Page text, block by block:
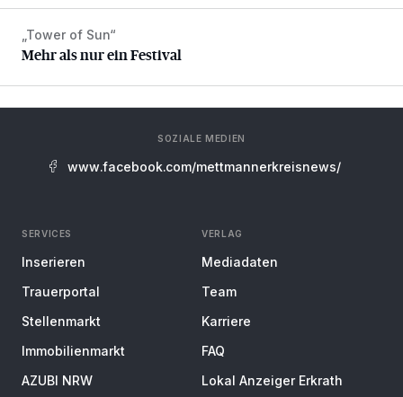
Mehr als nur ein Festival
„Tower of Sun“
Mehr als nur ein Festival
SOZIALE MEDIEN
www.facebook.com/mettmannerkreisnews/
SERVICES
Inserieren
Trauerportal
Stellenmarkt
Immobilienmarkt
AZUBI NRW
VERLAG
Mediadaten
Team
Karriere
FAQ
Lokal Anzeiger Erkrath